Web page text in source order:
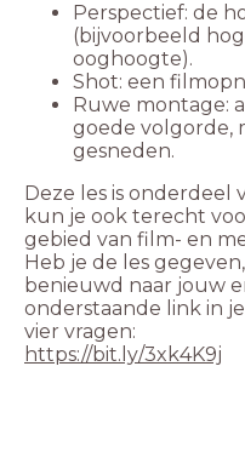
Perspectief: de
(bijvoorbeeld
Ruwe montage:
goede volgorde,
Deze les is onderdeel
kun je ook terecht
Heb je de les
benieuwd naar jouw
onderstaande link in
https://bit.ly/3xk4K9j